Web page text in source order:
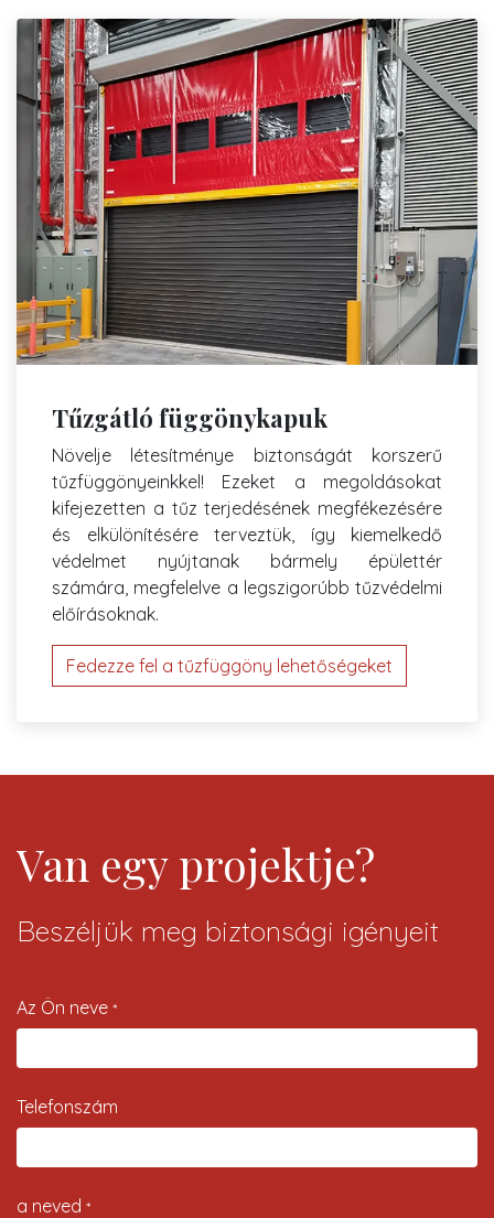
Tűzgátló függönykapuk
Növelje létesítménye biztonságát korszerű
tűzfüggönyeinkkel! Ezeket a megoldásokat
kifejezetten a tűz terjedésének megfékezésére
és elkülönítésére terveztük, így kiemelkedő
védelmet nyújtanak bármely épülettér
számára, megfelelve a legszigorúbb tűzvédelmi
előírásoknak.
Fedezze fel a tűzfüggöny lehetőségeket
Van egy projektje?
Beszéljük meg biztonsági igényeit
Az Ön neve *
Telefonszám
a neved *